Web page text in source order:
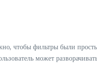
чтобы фильтры были
может